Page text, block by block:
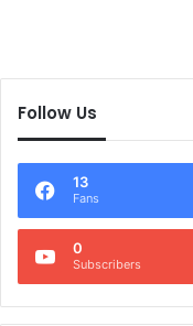
Follow Us
13
Fans
0
Subscribers